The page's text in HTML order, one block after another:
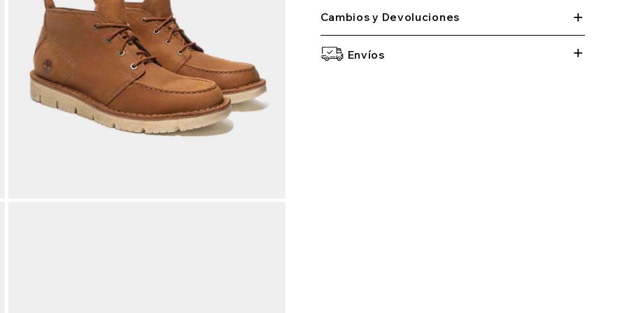
Cambios y Devoluciones
Envíos